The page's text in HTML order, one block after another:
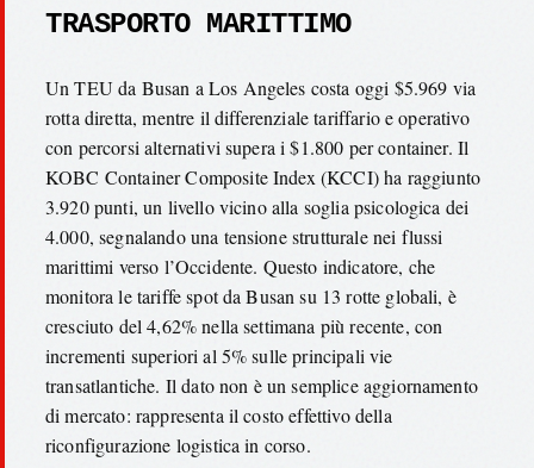
TRASPORTO MARITTIMO
Un TEU da Busan a Los Angeles costa oggi $5.969 via
rotta diretta, mentre il differenziale tariffario e operativo
con percorsi alternativi supera i $1.800 per container. Il
KOBC Container Composite Index (KCCI) ha raggiunto
3.920 punti, un livello vicino alla soglia psicologica dei
4.000, segnalando una tensione strutturale nei flussi
marittimi verso l’Occidente. Questo indicatore, che
monitora le tariffe spot da Busan su 13 rotte globali, è
cresciuto del 4,62% nella settimana più recente, con
incrementi superiori al 5% sulle principali vie
transatlantiche. Il dato non è un semplice aggiornamento
di mercato: rappresenta il costo effettivo della
riconfigurazione logistica in corso.